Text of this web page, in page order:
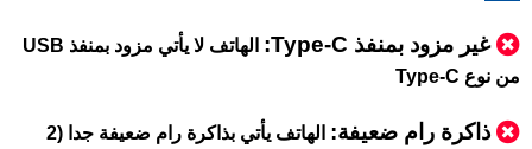
غير مزود بمنفذ Type-C:
الهاتف لا يأتي مزود بمنفذ USB
من نوع Type-C
ذاكرة رام ضعيفة:
الهاتف يأتي بذاكرة رام ضعيفة جدا (2